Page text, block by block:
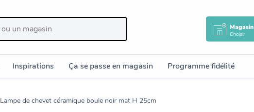
Magasin
Choisir
Inspirations Ça se passe en magasin Programme fidélité
Lampe de chevet céramique boule noir mat H 25cm